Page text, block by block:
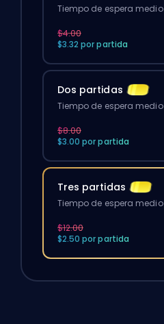
Tiempo de espera
$4.00
$3.32 por partida
Dos partidas
Tiempo de espera
$8.00
$3.00 por partida
Tres partidas
Tiempo de espera
$12.00
$2.50 por partida